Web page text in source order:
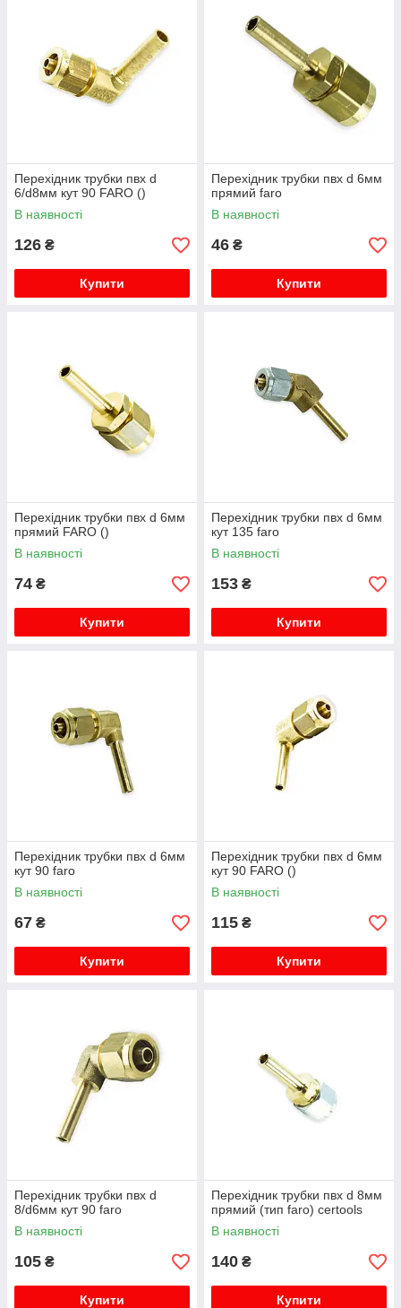
Перехідник трубки пвх d
6/d8мм кут 90 FARO ()
В наявності
126 ₴
Купити
Перехідник трубки пвх d 6мм
прямий faro
В наявності
46 ₴
Купити
Перехідник трубки пвх d 6мм
прямий FARO ()
В наявності
74 ₴
Купити
Перехідник трубки пвх d 6мм
кут 135 faro
В наявності
153 ₴
Купити
Перехідник трубки пвх d 6мм
кут 90 faro
В наявності
67 ₴
Купити
Перехідник трубки пвх d 6мм
кут 90 FARO ()
В наявності
115 ₴
Купити
Перехідник трубки пвх d
8/d6мм кут 90 faro
В наявності
105 ₴
Купити
Перехідник трубки пвх d 8мм
прямий (тип faro) certools
В наявності
140 ₴
Купити